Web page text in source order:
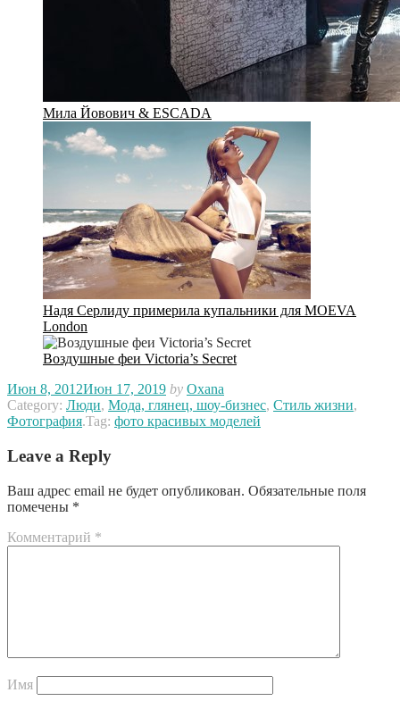
Мила Йовович & ESCADA
Надя Серлиду примерила купальники для MOEVA
London
Воздушные феи Victoria’s Secret
Июн 8, 2012Июн 17, 2019 by Oxana
Category: Люди, Мода, глянец, шоу-бизнес, Стиль жизни,
Фотография.Tag: фото красивых моделей
Leave a Reply
Ваш адрес email не будет опубликован. Обязательные поля
помечены *
Комментарий *
Имя